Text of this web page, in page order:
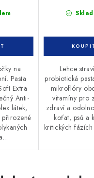
na
Pasta
Extra
Anti-
látek,
Lehce
probiotická
mikroflóry
vitamíny pro
zdraví a
koťat, psů a
kritických fázích